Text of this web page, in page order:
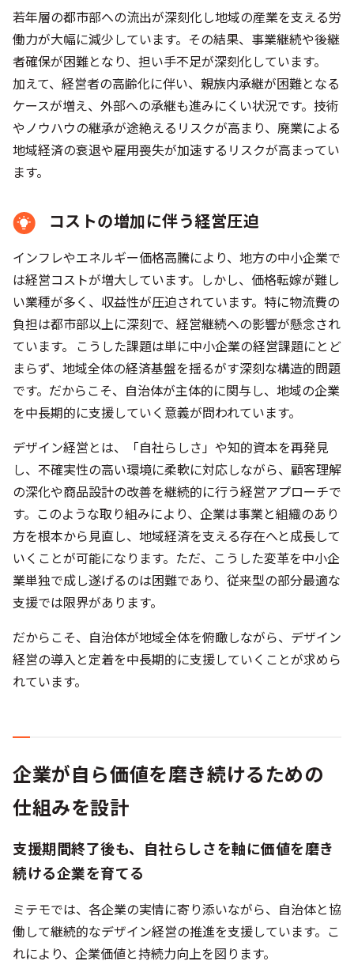
若年層の都市部への流出が深刻化し地域の産業を支える労
働力が大幅に減少しています。その結果、事業継続や後継
者確保が困難となり、担い手不足が深刻化しています。
加えて、経営者の高齢化に伴い、親族内承継が困難となる
ケースが増え、外部への承継も進みにくい状況です。技術
やノウハウの継承が途絶えるリスクが高まり、廃業による
地域経済の衰退や雇用喪失が加速するリスクが高まってい
ます。
コストの増加に伴う経営圧迫
インフレやエネルギー価格高騰により、地方の中小企業で
は経営コストが増大しています。しかし、価格転嫁が難し
い業種が多く、収益性が圧迫されています。特に物流費の
負担は都市部以上に深刻で、経営継続への影響が懸念され
ています。 こうした課題は単に中小企業の経営課題にとど
まらず、地域全体の経済基盤を揺るがす深刻な構造的問題
です。だからこそ、自治体が主体的に関与し、地域の企業
を中長期的に支援していく意義が問われています。
デザイン経営とは、「自社らしさ」や知的資本を再発見
し、不確実性の高い環境に柔軟に対応しながら、顧客理解
の深化や商品設計の改善を継続的に行う経営アプローチで
す。このような取り組みにより、企業は事業と組織のあり
方を根本から見直し、地域経済を支える存在へと成長して
いくことが可能になります。ただ、こうした変革を中小企
業単独で成し遂げるのは困難であり、従来型の部分最適な
支援では限界があります。
だからこそ、自治体が地域全体を俯瞰しながら、デザイン
経営の導入と定着を中長期的に支援していくことが求めら
れています。
企業が自ら価値を磨き続けるための
仕組みを設計
支援期間終了後も、自社らしさを軸に価値を磨き
続ける企業を育てる
ミテモでは、各企業の実情に寄り添いながら、自治体と協
働して継続的なデザイン経営の推進を支援しています。こ
れにより、企業価値と持続力向上を図ります。